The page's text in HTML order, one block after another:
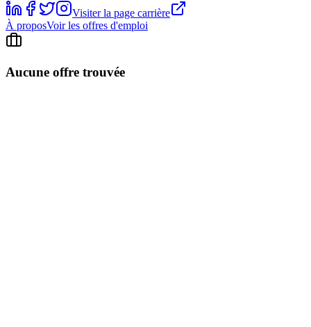
Visiter la page carrière
À proposVoir les offres d'emploi
Aucune offre trouvée